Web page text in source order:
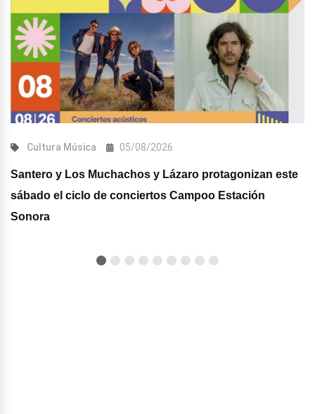
Cultura Música 05/08/2026
Santero y Los Muchachos y Lázaro protagonizan este
sábado el ciclo de conciertos Campoo Estación
Sonora